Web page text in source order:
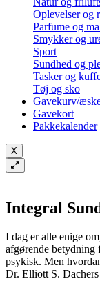
Oplevelser og
Parfume og
Smykker og
Sport
Sundhed og
Tasker og
Tøj og sko
Gavekurv/
Gavekort
Pakkekalender
X
Integral
I dag er alle enige
afgørende
psykisk. Men
Dr. Elliott S.